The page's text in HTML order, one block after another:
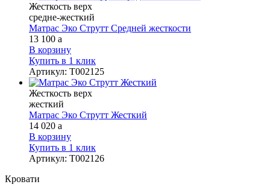
Жесткость верх
средне-жесткий
Матрас Эко Струтт Средней жесткости
13 100 a
В корзину
Купить в 1 клик
Артикул: Т002125
Жесткость верх
жесткий
Матрас Эко Струтт Жесткий
14 020 a
В корзину
Купить в 1 клик
Артикул: Т002126
Кровати